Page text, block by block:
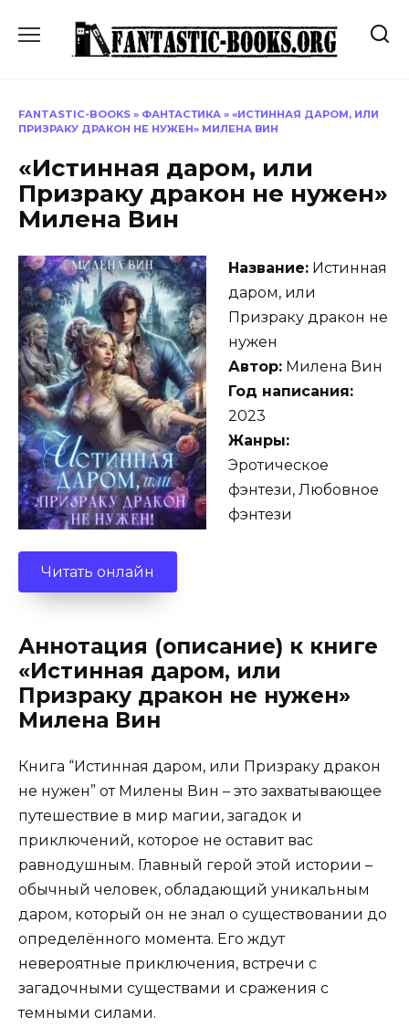
содержанию
FANTASTIC-BOOKS » ФАНТАСТИКА » «ИСТИННАЯ ДАРОМ, ИЛИ
ПРИЗРАКУ ДРАКОН НЕ НУЖЕН» МИЛЕНА ВИН
«Истинная даром, или
Призраку дракон не нужен»
Милена Вин
Название: Истинная
даром, или
Призраку дракон не
нужен
Автор: Милена Вин
Год написания:
2023
Жанры:
Эротическое
фэнтези, Любовное
фэнтези
Читать онлайн
Аннотация (описание) к книге
«Истинная даром, или
Призраку дракон не нужен»
Милена Вин
Книга “Истинная даром, или Призраку дракон
не нужен” от Милены Вин – это захватывающее
путешествие в мир магии, загадок и
приключений, которое не оставит вас
равнодушным. Главный герой этой истории –
обычный человек, обладающий уникальным
даром, который он не знал о существовании до
определённого момента. Его ждут
невероятные приключения, встречи с
загадочными существами и сражения с
темными силами.